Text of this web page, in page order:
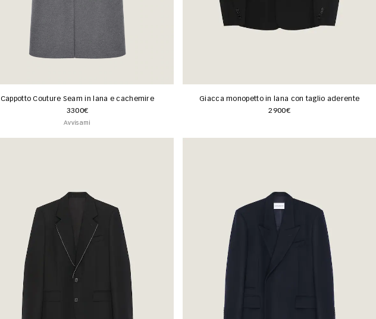
Cappotto Couture Seam in lana e cachemire
3300€
Avvisami
Giacca monopetto in lana con taglio aderente
2900€